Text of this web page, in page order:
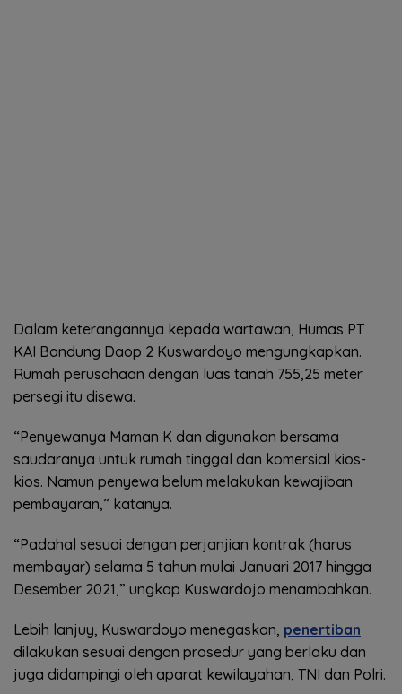
Dalam keterangannya kepada wartawan, Humas PT
KAI Bandung Daop 2 Kuswardoyo mengungkapkan.
Rumah perusahaan dengan luas tanah 755,25 meter
persegi itu disewa.
“Penyewanya Maman K dan digunakan bersama
saudaranya untuk rumah tinggal dan komersial kios-
kios. Namun penyewa belum melakukan kewajiban
pembayaran,” katanya.
“Padahal sesuai dengan perjanjian kontrak (harus
membayar) selama 5 tahun mulai Januari 2017 hingga
Desember 2021,” ungkap Kuswardojo menambahkan.
Lebih lanjuy, Kuswardoyo menegaskan, penertiban
dilakukan sesuai dengan prosedur yang berlaku dan
juga didampingi oleh aparat kewilayahan, TNI dan Polri.